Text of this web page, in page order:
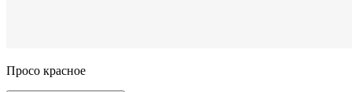
Просо красное